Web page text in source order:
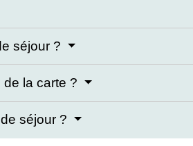
séjour ?
la carte ?
séjour ?